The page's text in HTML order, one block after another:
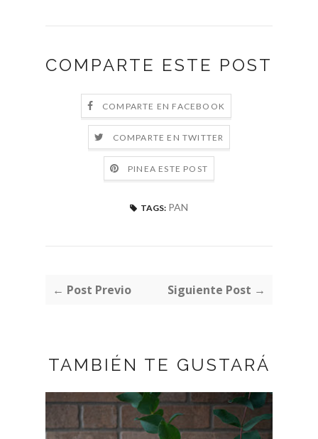
COMPARTE ESTE POST
COMPARTE EN FACEBOOK
COMPARTE EN TWITTER
PINEA ESTE POST
TAGS: PAN
← Post Previo Siguiente Post →
TAMBIÉN TE GUSTARÁ